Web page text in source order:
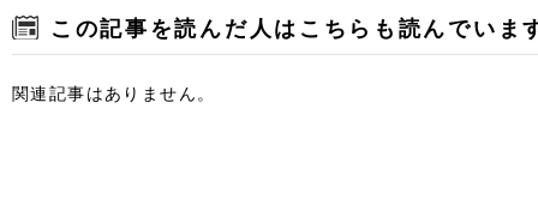
この記事を読んだ人はこちらも読んでいま
関連記事はありません。